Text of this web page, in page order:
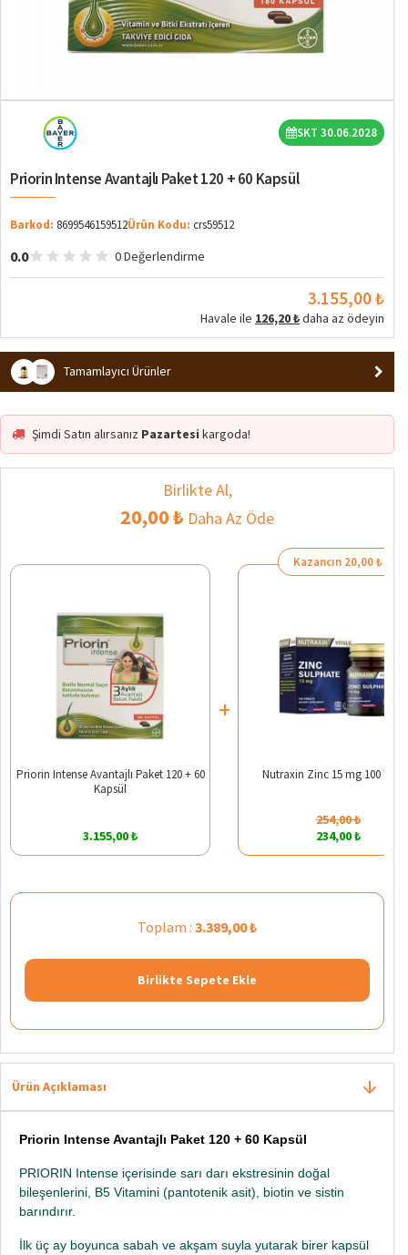
SKT 30.06.2028
Priorin Intense Avantajlı Paket 120 + 60 Kapsül
Barkod: 8699546159512Ürün Kodu: crs59512
0.0 0 Değerlendirme
3.155,00 ₺
Havale ile 126,20 ₺daha az ödeyin
Tamamlayıcı Ürünler
Şimdi Satın alırsanız Pazartesi kargoda!
Birlikte Al,
20,00 ₺ Daha Az Öde
Priorin Intense Avantajlı Paket 120 + 60
Kapsül
3.155,00 ₺
+
Kazancın 20,00 ₺
Nutraxin Zinc 15 mg 100
254,00 ₺
234,00 ₺
Toplam : 3.389,00 ₺
Birlikte Sepete Ekle
Ürün Açıklaması
Priorin Intense Avantajlı Paket 120 + 60 Kapsül
PRIORIN Intense içerisinde sarı darı ekstresinin doğal
bileşenlerini, B5 Vitamini (pantotenik asit), biotin ve sistin
barındırır.
İlk üç ay boyunca sabah ve akşam suyla yutarak birer kapsül